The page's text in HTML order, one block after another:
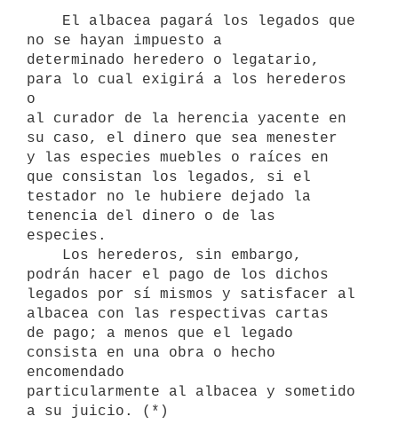
no se hayan impuesto a
determinado heredero o legatario,
para lo cual exigirá a los herederos
o
al curador de la herencia yacente en
su caso, el dinero que sea menester
y las especies muebles o raíces en
que consistan los legados, si el
testador no le hubiere dejado la
tenencia del dinero o de las
especies.
podrán hacer el pago de los dichos
legados por sí mismos y satisfacer al
albacea con las respectivas cartas
de pago; a menos que el legado
consista en una obra o hecho
encomendado
particularmente al albacea y sometido